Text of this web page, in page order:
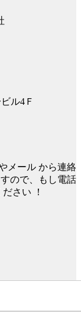
ル4Ｆ
メール から連絡
ので、もし電話
ださい ！